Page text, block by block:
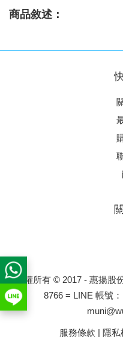
商品敘述：
版權所有 © 2017 - 惠揚股
8766 = LINE 帳號
服務條款 | 隱私